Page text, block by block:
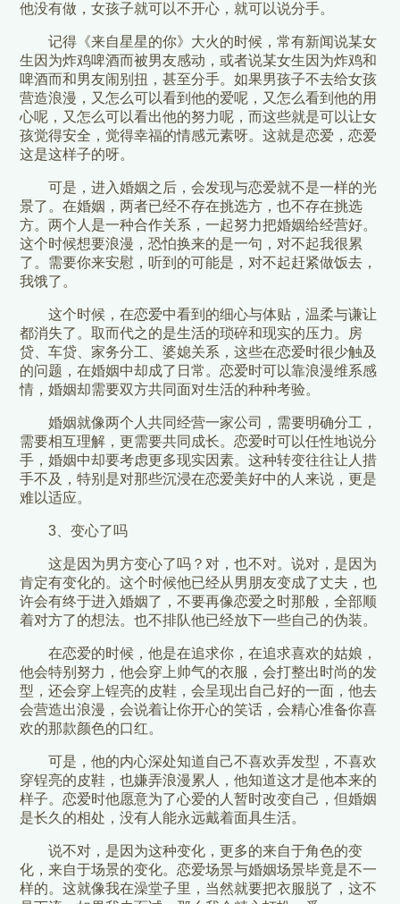
他没有做，女孩子就可以不开心，就可以说分手。
记得《来自星星的你》大火的时候，常有新闻说某女
生因为炸鸡啤酒而被男友感动，或者说某女生因为炸鸡和
啤酒而和男友闹别扭，甚至分手。如果男孩子不去给女孩
营造浪漫，又怎么可以看到他的爱呢，又怎么看到他的用
心呢，又怎么可以看出他的努力呢，而这些就是可以让女
孩觉得安全，觉得幸福的情感元素呀。这就是恋爱，恋爱
这是这样子的呀。
可是，进入婚姻之后，会发现与恋爱就不是一样的光
景了。在婚姻，两者已经不存在挑选方，也不存在挑选
方。两个人是一种合作关系，一起努力把婚姻给经营好。
这个时候想要浪漫，恐怕换来的是一句，对不起我很累
了。需要你来安慰，听到的可能是，对不起赶紧做饭去，
我饿了。
这个时候，在恋爱中看到的细心与体贴，温柔与谦让
都消失了。取而代之的是生活的琐碎和现实的压力。房
贷、车贷、家务分工、婆媳关系，这些在恋爱时很少触及
的问题，在婚姻中却成了日常。恋爱时可以靠浪漫维系感
情，婚姻却需要双方共同面对生活的种种考验。
婚姻就像两个人共同经营一家公司，需要明确分工，
需要相互理解，更需要共同成长。恋爱时可以任性地说分
手，婚姻中却要考虑更多现实因素。这种转变往往让人措
手不及，特别是对那些沉浸在恋爱美好中的人来说，更是
难以适应。
3、变心了吗
这是因为男方变心了吗？对，也不对。说对，是因为
肯定有变化的。这个时候他已经从男朋友变成了丈夫，也
许会有终于进入婚姻了，不要再像恋爱之时那般，全部顺
着对方了的想法。也不排队他已经放下一些自己的伪装。
在恋爱的时候，他是在追求你，在追求喜欢的姑娘，
他会特别努力，他会穿上帅气的衣服，会打整出时尚的发
型，还会穿上锃亮的皮鞋，会呈现出自己好的一面，他去
会营造出浪漫，会说着让你开心的笑话，会精心准备你喜
欢的那款颜色的口红。
可是，他的内心深处知道自己不喜欢弄发型，不喜欢
穿锃亮的皮鞋，也嫌弄浪漫累人，他知道这才是他本来的
样子。恋爱时他愿意为了心爱的人暂时改变自己，但婚姻
是长久的相处，没有人能永远戴着面具生活。
说不对，是因为这种变化，更多的来自于角色的变
化，来自于场景的变化。恋爱场景与婚姻场景毕竟是不一
样的。这就像我在澡堂子里，当然就要把衣服脱了，这不